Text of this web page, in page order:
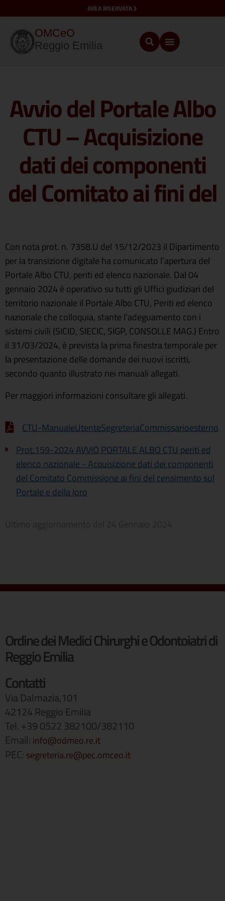
AREA RISERVATA
OMCeO
Reggio Emilia
Avvio del Portale Albo
CTU – Acquisizione
dati dei componenti
del Comitato ai fini del
Con nota prot. n. 7358.U del 15/12/2023 il Dipartimento
per la transizione digitale ha comunicato l’apertura del
Portale Albo CTU, periti ed elenco nazionale. Dal 04
gennaio 2024 è operativo su tutti gli Uffici giudiziari del
territorio nazionale il Portale Albo CTU, Periti ed elenco
nazionale che colloquia, stante l’adeguamento con i
sistemi civili (SICID, SIECIC, SIGP, CONSOLLE MAG.) Entro
il 31/03/2024, è prevista la prima finestra temporale per
la presentazione delle domande dei nuovi iscritti,
secondo quanto illustrato nei manuali allegati.
Per maggiori informazioni consultare gli allegati.
CTU-ManualeUtenteSegreteriaCommissarioesterno
Prot.159-2024 AVVIO PORTALE ALBO CTU periti ed
elenco nazionale - Acquisizione dati dei componenti
del Comitato Commissione ai fini del censimento sul
Portale e della loro
Ordine dei Medici Chirurghi e Odontoiatri di
Reggio Emilia
Contatti
Via Dalmazia,101
42124 Reggio Emilia
Tel. +39 0522 382100/382110
Email: info@odmeo.re.it
PEC: segreteria.re@pec.omceo.it